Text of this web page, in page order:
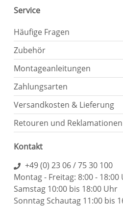
Service
Häufige Fragen
Zubehör
Montageanleitungen
Zahlungsarten
Versandkosten & Lieferung
Retouren und Reklamationen
Kontakt
+49 (0) 23 06 / 75 30 100
Montag - Freitag: 8:00 - 18:00
Samstag 10:00 bis 18:00 Uhr
Sonntag Schautag 11:00 bis